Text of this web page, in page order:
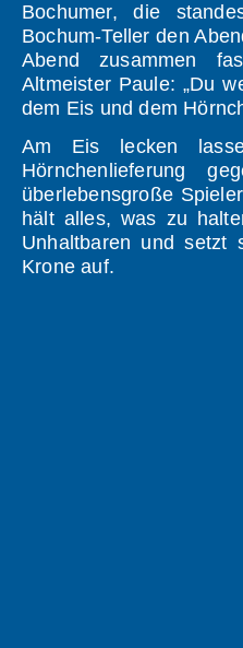
Bochumer, die
Bochum-Teller den
Abend zusammen
Altmeister Paule: „Du
dem Eis und dem
Am Eis lecken
Hörnchenlieferung
überlebensgroße
hält alles, was zu
Unhaltbaren und setzt
Krone auf.